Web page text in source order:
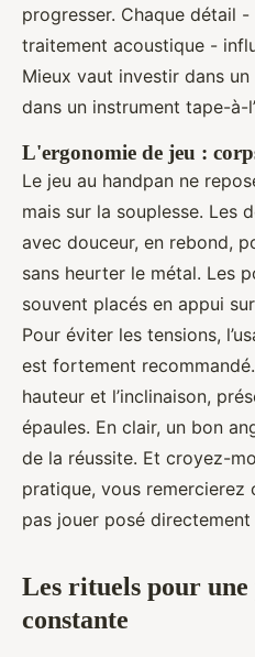
progresser. Chaque détail
traitement acoustique -
Mieux vaut investir dans
dans un instrument tape-à-
L'ergonomie de jeu :
Le jeu au handpan ne
mais sur la souplesse. Les
avec douceur, en rebond,
sans heurter le métal. Les
souvent placés en appui
Pour éviter les tensions,
est fortement
hauteur et l’inclinaison,
épaules. En clair, un bon
de la réussite. Et croyez-
pratique, vous
pas jouer posé
Les rituels pour une
constante